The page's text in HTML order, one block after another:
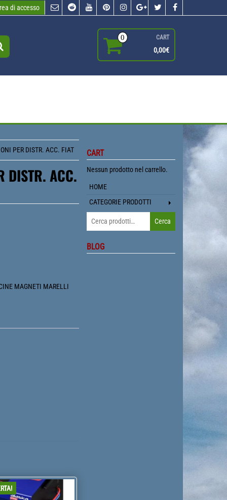
di accesso
0 CART
0,00€
PER DISTR. ACC. FIAT
DISTR. ACC.
MAGNETI MARELLI
CART
Nessun prodotto nel carrello.
HOME
CATEGORIE PRODOTTI
Cerca
BLOG